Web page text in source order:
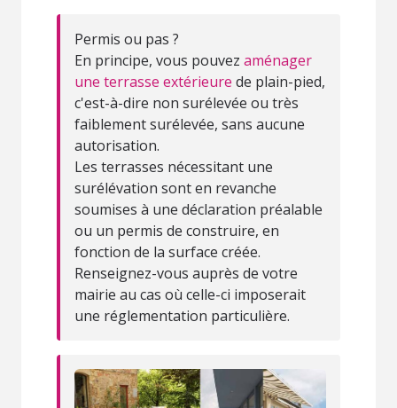
Permis ou pas ?
En principe, vous pouvez aménager
une terrasse extérieure de plain-pied,
c'est-à-dire non surélevée ou très
faiblement surélevée, sans aucune
autorisation.
Les terrasses nécessitant une
surélévation sont en revanche
soumises à une déclaration préalable
ou un permis de construire, en
fonction de la surface créée.
Renseignez-vous auprès de votre
mairie au cas où celle-ci imposerait
une réglementation particulière.